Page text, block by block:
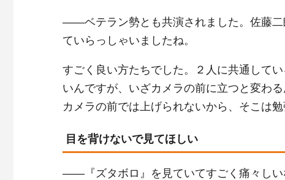
――ベテラン勢とも共演されました。佐藤二
ていらっしゃいましたね。
すごく良い方たちでした。２人に共通して
いんですが、いざカメラの前に立つと変わ
カメラの前では上げられないから、そこは勉
目を背けないで見てほしい
――『ズタボロ』を見ていてすごく痛々し